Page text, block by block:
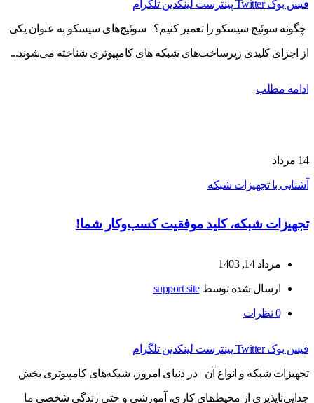
فیس بوک Twitter پینترست لینکدین تلگرام
چگونه سوئیچ سیسکو را تعمیر کنیم؟ سوئیچ‌های سیسکو به عنوان یکی
از اجزای کلیدی زیرساخت‌های شبکه‌ های کامپیوتری شناخته می‌شوند...
ادامه مطلب
14 مرداد
آشنایی با تجهیزات شبکه
تجهیزات شبکه، کلید موفقیت کسب‌وکار شما!
مرداد 14, 1403
ارسال شده توسطsupport site
0 نظرات
فیس بوک Twitter پینترست لینکدین تلگرام
تجهیزات شبکه و انواع آن در دنیای امروز، شبکه‌های کامپیوتری بخش
جدایی‌ناپذیری از محیط‌های کاری، آموزشی و حتی زندگی شخصی ما